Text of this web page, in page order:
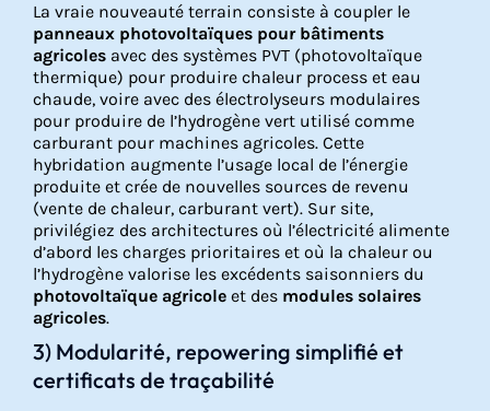
La vraie nouveauté terrain consiste à coupler le
panneaux photovoltaïques pour bâtiments
agricoles avec des systèmes PVT (photovoltaïque
thermique) pour produire chaleur process et eau
chaude, voire avec des électrolyseurs modulaires
pour produire de l’hydrogène vert utilisé comme
carburant pour machines agricoles. Cette
hybridation augmente l’usage local de l’énergie
produite et crée de nouvelles sources de revenu
(vente de chaleur, carburant vert). Sur site,
privilégiez des architectures où l’électricité alimente
d’abord les charges prioritaires et où la chaleur ou
l’hydrogène valorise les excédents saisonniers du
photovoltaïque agricole et des modules solaires
agricoles.
3) Modularité, repowering simplifié et
certificats de traçabilité